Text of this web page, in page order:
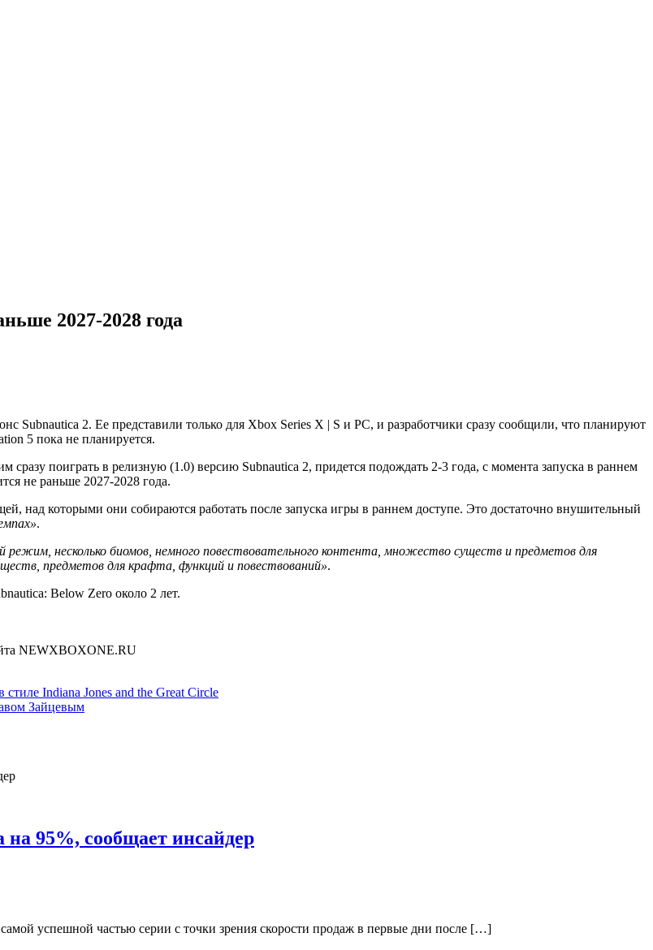
2027-2028 года
Subnautica 2. Ее представили только для Xbox Series X | S и PC, и разработчики сразу сообщили, что планируют
5 пока не планируется.
поиграть в релизную (1.0) версию Subnautica 2, придется подождать 2-3 года, с момента запуска в раннем
не раньше 2027-2028 года.
над которыми они собираются работать после запуска игры в раннем доступе. Это достаточно внушительный
.
режим, несколько биомов, немного повествовательного контента, множество существ и предметов для
предметов для крафта, функций и повествований».
Below Zero около 2 лет.
Indiana Jones and the Great Circle
Зайцевым
на 95%, сообщает инсайдер
успешной частью серии с точки зрения скорости продаж в первые дни после […]